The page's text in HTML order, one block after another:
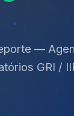
ISO
e PNQ —